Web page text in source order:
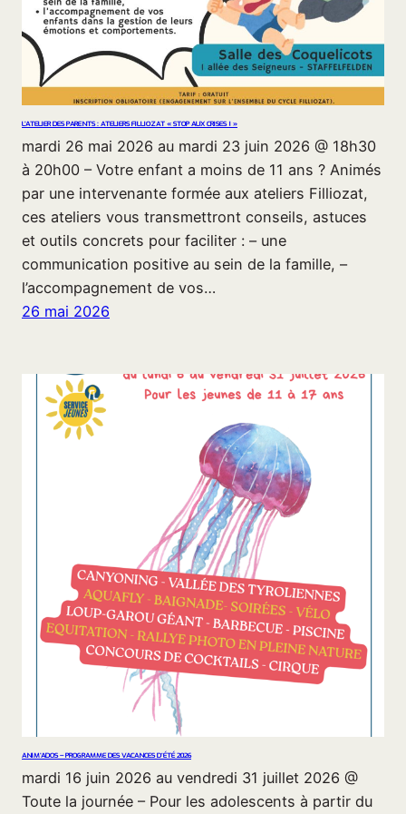
L’ATELIER DES PARENTS : ATELIERS FILLIOZAT « STOP AUX CRISES ! »
mardi 26 mai 2026 au mardi 23 juin 2026 @ 18h30
à 20h00 – Votre enfant a moins de 11 ans ? Animés
par une intervenante formée aux ateliers Filliozat,
ces ateliers vous transmettront conseils, astuces
et outils concrets pour faciliter : – une
communication positive au sein de la famille, –
l’accompagnement de vos…
26 mai 2026
ANIM’ADOS – PROGRAMME DES VACANCES D’ÉTÉ 2026
mardi 16 juin 2026 au vendredi 31 juillet 2026 @
Toute la journée – Pour les adolescents à partir du